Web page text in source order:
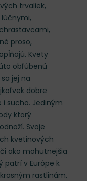
trvaliek,
proso,
Kvety
obľúbenú
jej na
dobre
i sucho. Jediným
ktorý
Svoje
kvetinových
ako mohutnejšia
patrí v Európe k
rastlinám.